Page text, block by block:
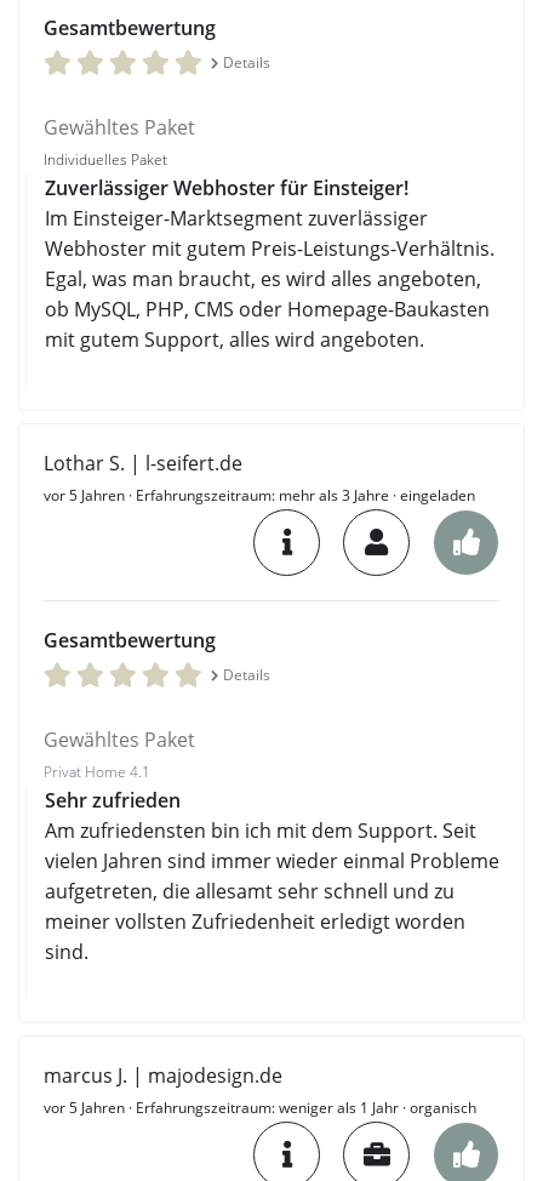
Gesamtbewertung
Details
Gewähltes Paket
Individuelles Paket
Zuverlässiger Webhoster für Einsteiger!
Im Einsteiger-Marktsegment zuverlässiger
Webhoster mit gutem Preis-Leistungs-Verhältnis.
Egal, was man braucht, es wird alles angeboten,
ob MySQL, PHP, CMS oder Homepage-Baukasten
mit gutem Support, alles wird angeboten.
Lothar S. | l-seifert.de
vor 5 Jahren · Erfahrungszeitraum: mehr als 3 Jahre · eingeladen
Gesamtbewertung
Details
Gewähltes Paket
Privat Home 4.1
Sehr zufrieden
Am zufriedensten bin ich mit dem Support. Seit
vielen Jahren sind immer wieder einmal Probleme
aufgetreten, die allesamt sehr schnell und zu
meiner vollsten Zufriedenheit erledigt worden
sind.
marcus J. | majodesign.de
vor 5 Jahren · Erfahrungszeitraum: weniger als 1 Jahr · organisch